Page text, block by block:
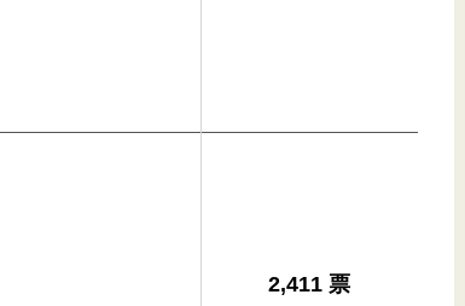
2,411 票